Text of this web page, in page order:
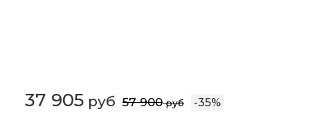
37 905 руб 57 900руб -35%